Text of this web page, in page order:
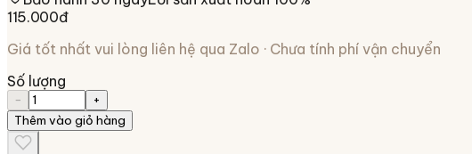
115.000đ
Giá tốt nhất vui lòng liên hệ qua Zalo · Chưa tính phí vận chuyển
Số lượng
−
+
Thêm vào giỏ hàng